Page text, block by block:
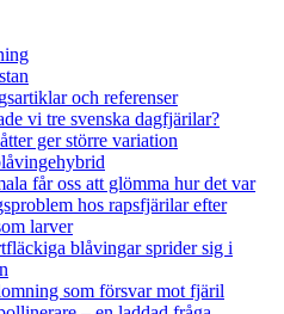
och referenser
vi tre svenska dagfjärilar?
ger större variation
får oss att glömma hur det var
hos rapsfjärilar efter
larver
blåvingar sprider sig i
som försvar mot fjäril